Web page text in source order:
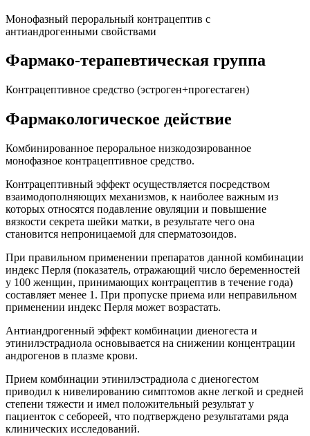
Монофазный пероральный контрацептив с
антиандрогенными свойствами
Фармако-терапевтическая группа
Контрацептивное средство (эстроген+прогестаген)
Фармакологическое действие
Комбинированное пероральное низкодозированное
монофазное контрацептивное средство.
Контрацептивный эффект осуществляется посредством
взаимодополняющих механизмов, к наиболее важным из
которых относятся подавление овуляции и повышение
вязкости секрета шейки матки, в результате чего она
становится непроницаемой для сперматозоидов.
При правильном применении препаратов данной комбинации
индекс Перля (показатель, отражающий число беременностей
у 100 женщин, принимающих контрацептив в течение года)
составляет менее 1. При пропуске приема или неправильном
применении индекс Перля может возрастать.
Антиандрогенный эффект комбинации диеногеста и
этинилэстрадиола основывается на снижении концентрации
андрогенов в плазме крови.
Прием комбинации этинилэстрадиола с диеногестом
приводил к нивелированию симптомов акне легкой и средней
степени тяжести и имел положительный результат у
пациенток с себореей, что подтверждено результатами ряда
клинических исследований.